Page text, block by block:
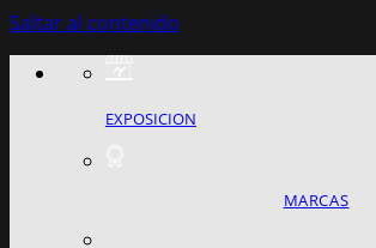
Saltar al contenido
EXPOSICION
MARCAS